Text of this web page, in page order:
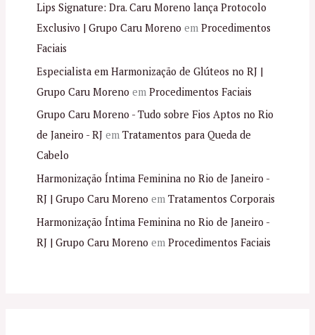
Lips Signature: Dra. Caru Moreno lança Protocolo
Exclusivo | Grupo Caru Moreno em Procedimentos
Faciais
Especialista em Harmonização de Glúteos no RJ |
Grupo Caru Moreno em Procedimentos Faciais
Grupo Caru Moreno - Tudo sobre Fios Aptos no Rio
de Janeiro - RJem Tratamentos para Queda de
Cabelo
Harmonização Íntima Feminina no Rio de Janeiro -
RJ | Grupo Caru Moreno em Tratamentos Corporais
Harmonização Íntima Feminina no Rio de Janeiro -
RJ | Grupo Caru Moreno em Procedimentos Faciais